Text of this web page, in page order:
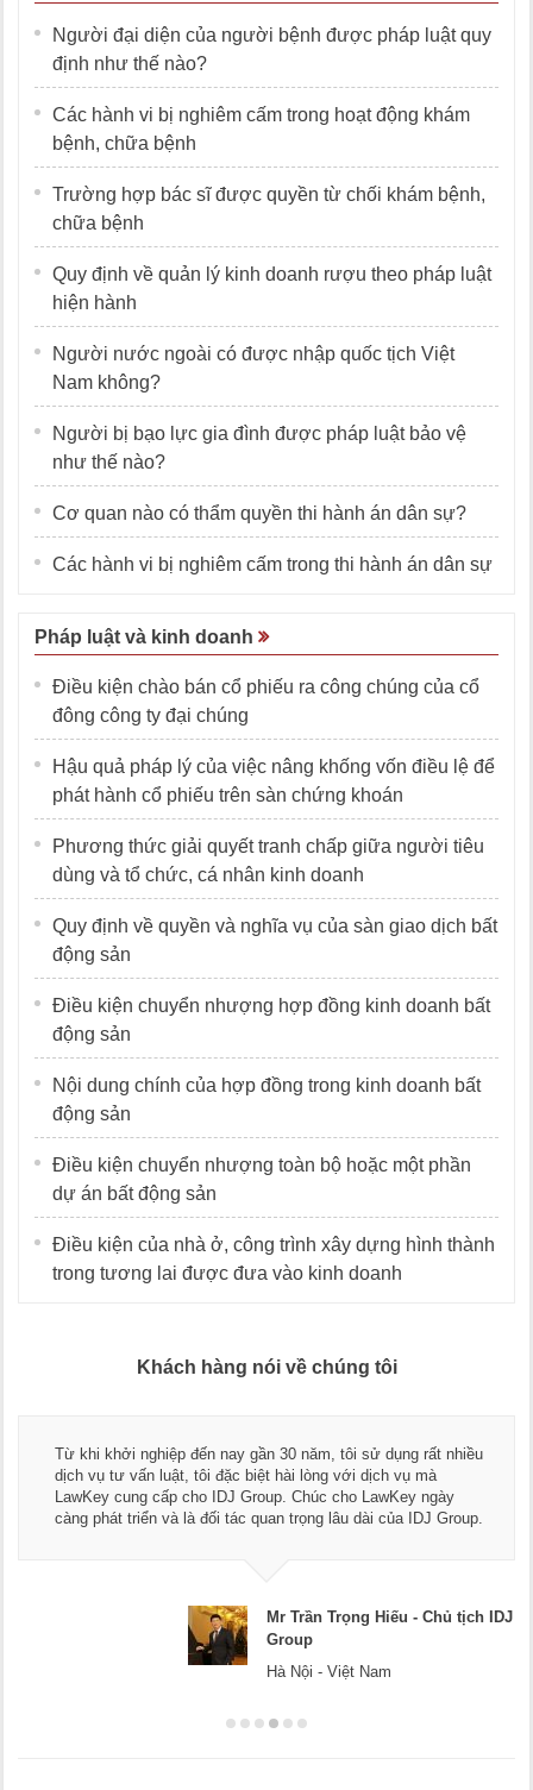
Người đại diện của người bệnh được pháp luật quy
định như thế nào?
Các hành vi bị nghiêm cấm trong hoạt động khám
bệnh, chữa bệnh
Trường hợp bác sĩ được quyền từ chối khám bệnh,
chữa bệnh
Quy định về quản lý kinh doanh rượu theo pháp luật
hiện hành
Người nước ngoài có được nhập quốc tịch Việt
Nam không?
Người bị bạo lực gia đình được pháp luật bảo vệ
như thế nào?
Cơ quan nào có thẩm quyền thi hành án dân sự?
Các hành vi bị nghiêm cấm trong thi hành án dân sự
Pháp luật và kinh doanh
Điều kiện chào bán cổ phiếu ra công chúng của cổ
đông công ty đại chúng
Hậu quả pháp lý của việc nâng khống vốn điều lệ để
phát hành cổ phiếu trên sàn chứng khoán
Phương thức giải quyết tranh chấp giữa người tiêu
dùng và tổ chức, cá nhân kinh doanh
Quy định về quyền và nghĩa vụ của sàn giao dịch bất
động sản
Điều kiện chuyển nhượng hợp đồng kinh doanh bất
động sản
Nội dung chính của hợp đồng trong kinh doanh bất
động sản
Điều kiện chuyển nhượng toàn bộ hoặc một phần
dự án bất động sản
Điều kiện của nhà ở, công trình xây dựng hình thành
trong tương lai được đưa vào kinh doanh
Khách hàng nói về chúng tôi
Từ khi khởi nghiệp đến nay gần 30 năm, tôi sử dụng rất nhiều
dịch vụ tư vấn luật, tôi đặc biệt hài lòng với dịch vụ mà
LawKey cung cấp cho IDJ Group. Chúc cho LawKey ngày
càng phát triển và là đối tác quan trọng lâu dài của IDJ Group.
Mr Trần Trọng Hiếu - Chủ tịch IDJ
Group
Hà Nội - Việt Nam